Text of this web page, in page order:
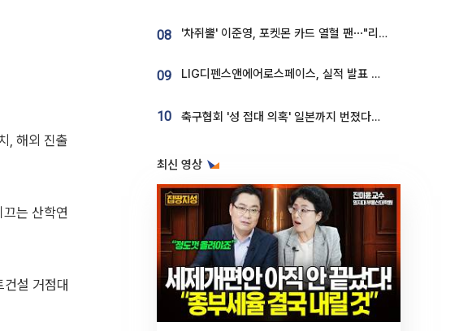
, 해외 진출
는 산학연
설 거점대
08 '차쥐뿔' 이준영, 포켓몬 카드 열혈 팬⋯"리셀러 처단할 것"
09 LIG디펜스앤에어로스페이스, 실적 발표 후 급락→반등⋯증권가 “28년까지 튼튼”
10 축구협회 '성 접대 의혹' 일본까지 번졌다…日 심판 실명 공개
최신 영상